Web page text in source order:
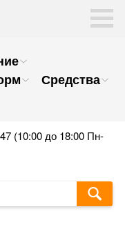
Средства
(10:00 до 18:00 Пн-